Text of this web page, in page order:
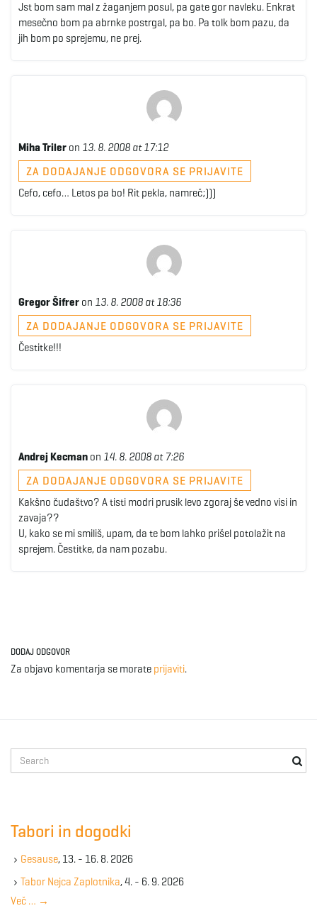
Jst bom sam mal z žaganjem posul, pa gate gor navleku. Enkrat
mesečno bom pa abrnke postrgal, pa bo. Pa tolk bom pazu, da
jih bom po sprejemu, ne prej.
Miha Triler on 13. 8. 2008 at 17:12
ZA DODAJANJE ODGOVORA SE PRIJAVITE
Cefo, cefo… Letos pa bo! Rit pekla, namreč;)))
Gregor Šifrer on 13. 8. 2008 at 18:36
ZA DODAJANJE ODGOVORA SE PRIJAVITE
Čestitke!!!
Andrej Kecman on 14. 8. 2008 at 7:26
ZA DODAJANJE ODGOVORA SE PRIJAVITE
Kakšno čudaštvo? A tisti modri prusik levo zgoraj še vedno visi in
zavaja??
U, kako se mi smiliš, upam, da te bom lahko prišel potolažit na
sprejem. Čestitke, da nam pozabu.
DODAJ ODGOVOR
Za objavo komentarja se morate prijaviti.
e
e
y
w
Tabori in dogodki
Gesause, 13. - 16. 8. 2026
Tabor Nejca Zaplotnika, 4. - 6. 9. 2026
Več … →